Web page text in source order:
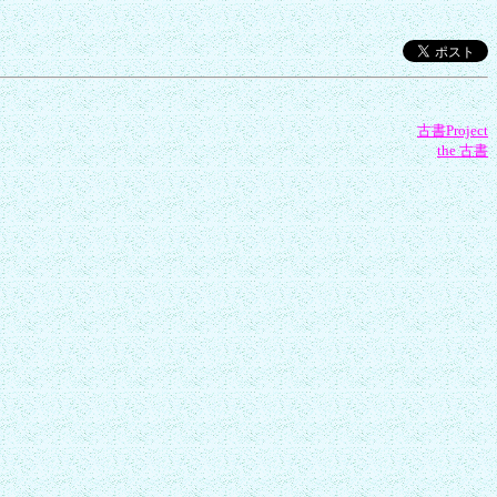
古書Project
the 古書